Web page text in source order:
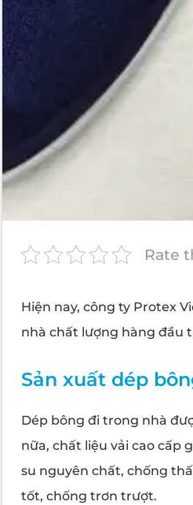
Rate
Hiện nay, công ty Protex
nhà chất lượng hàng đầu
Sản xuất dép
Dép bông đi trong nhà
nữa, chất liệu vải cao cấp
su nguyên chất, chống
tốt, chống trơn trượt.